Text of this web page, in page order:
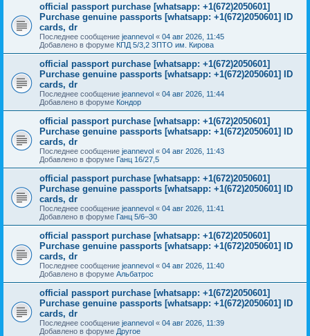
official passport purchase [whatsapp: +1(672)2050601]
Purchase genuine passports [whatsapp: +1(672)2050601] ID
cards, dr
Последнее сообщение jeannevol « 04 авг 2026, 11:45
Добавлено в форуме КПД 5/3,2 ЗПТО им. Кирова
official passport purchase [whatsapp: +1(672)2050601]
Purchase genuine passports [whatsapp: +1(672)2050601] ID
cards, dr
Последнее сообщение jeannevol « 04 авг 2026, 11:44
Добавлено в форуме Кондор
official passport purchase [whatsapp: +1(672)2050601]
Purchase genuine passports [whatsapp: +1(672)2050601] ID
cards, dr
Последнее сообщение jeannevol « 04 авг 2026, 11:43
Добавлено в форуме Ганц 16/27,5
official passport purchase [whatsapp: +1(672)2050601]
Purchase genuine passports [whatsapp: +1(672)2050601] ID
cards, dr
Последнее сообщение jeannevol « 04 авг 2026, 11:41
Добавлено в форуме Ганц 5/6–30
official passport purchase [whatsapp: +1(672)2050601]
Purchase genuine passports [whatsapp: +1(672)2050601] ID
cards, dr
Последнее сообщение jeannevol « 04 авг 2026, 11:40
Добавлено в форуме Альбатрос
official passport purchase [whatsapp: +1(672)2050601]
Purchase genuine passports [whatsapp: +1(672)2050601] ID
cards, dr
Последнее сообщение jeannevol « 04 авг 2026, 11:39
Добавлено в форуме Другое